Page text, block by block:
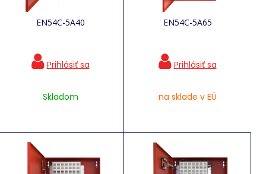
EN54C-5A40
Skladom
EN54C-5A65
na sklade v EÚ